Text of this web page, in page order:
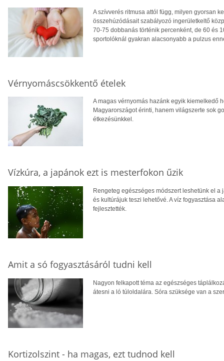
A szívverés ritmusa attól függ, milyen gyorsan
összehúzódásait szabályozó ingerületkeltő
70-75 dobbanás történik percenként, de 60 és
sportolóknál gyakran alacsonyabb a pulzus
Vérnyomáscsökkentő ételek
A magas vérnyomás hazánk egyik kiemelkedő
Magyarországot érinti, hanem világszerte sok
étkezésünkkel.
Vízkúra, a japánok ezt is mesterfokon űzik
Rengeteg egészséges módszert leshetünk el
és kultúrájuk teszi lehetővé. A víz fogyasztása
fejlesztették.
Amit a só fogyasztásáról tudni kell
Nagyon felkapott téma az egészséges
átesni a ló túloldalára. Sóra szüksége van a
Kortizolszint - ha magas, ezt tudnod kell